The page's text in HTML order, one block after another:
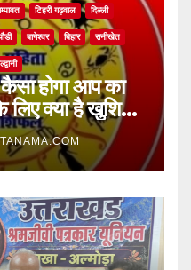
टिहरी गढ़वाल दिल्ली
बागेश्वर बिहार रानीखेत
होगा आप का
क्या है खुशियां,